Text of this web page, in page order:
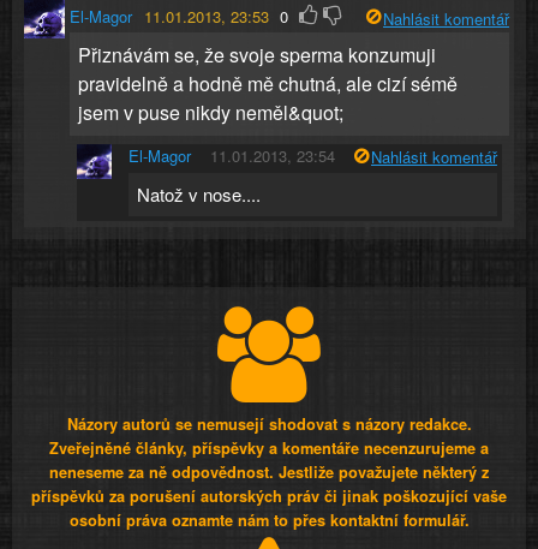
El-Magor 11.01.2013, 23:53 0 Nahlásit komentář
Přiznávám se, že svoje sperma konzumuji
pravidelně a hodně mě chutná, ale cizí sémě
jsem v puse nikdy neměl&quot;
El-Magor 11.01.2013, 23:54 Nahlásit komentář
Natož v nose....
Názory autorů se nemusejí shodovat s názory redakce.
Zveřejněné články, příspěvky a komentáře necenzurujeme a
neneseme za ně odpovědnost. Jestliže považujete některý z
příspěvků za porušení autorských práv či jinak poškozující vaše
osobní práva oznamte nám to přes kontaktní formulář.